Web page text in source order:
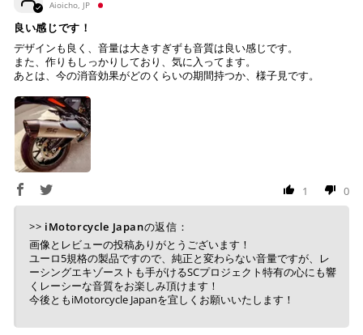
Aioicho, JP
良い感じです！
デザインも良く、音量は大きすぎずも音質は良い感じです。
また、作りもしっかりしており、気に入ってます。
あとは、今の消音効果がどのくらいの期間持つか、様子見です。
1 0
>> iMotorcycle Japanの返信：
画像とレビューの投稿ありがとうございます！
ユーロ5規格の製品ですので、純正と変わらない音量ですが、レ
ーシングエキゾーストも手がけるSCプロジェクト特有の心にも響
くレーシーな音質をお楽しみ頂けます！
今後ともiMotorcycle Japanを宜しくお願いいたします！